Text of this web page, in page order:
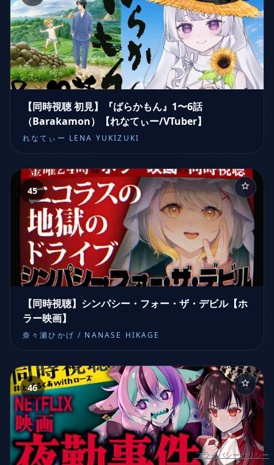
【同時視聴 初見】『ばらかもん』1〜6話
（Barakamon）【れなてぃー/VTuber】
れなてぃー LENA YUKIZUKI
45
【同時視聴】シンパシー・フォー・ザ・デビル【ホ
ラー映画】
奈々瀬ひかげ / NANASE HIKAGE
46
プライバシーポリシー